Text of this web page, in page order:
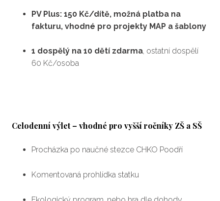
PV Plus: 150 Kč/dítě, možná platba na
fakturu, vhodné pro projekty MAP a šablony
1 dospělý na 10 dětí zdarma, ostatní dospělí
60 Kč/osoba
Celodenní výlet – vhodné pro vyšší ročníky ZŠ a SŠ
Procházka po naučné stezce CHKO Poodří
Komentovaná prohlídka statku